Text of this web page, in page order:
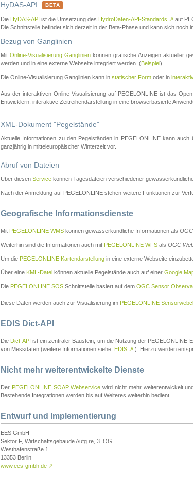
HyDAS-API BETA
Die HyDAS-API ist die Umsetzung des HydroDaten-API-Standards ↗ auf
Die Schnittstelle befindet sich derzeit in der Beta-Phase und kann sich noch
Bezug von Ganglinien
MitOnline-Visualisierung Ganglinien können grafische Anzeigen aktueller
werden und in eine externe Webseite integriert werden. (Beispiel).
Die Online-Visualisierung Ganglinien kann in statischer Form oder in
Aus der interaktiven Online-Visualisierung auf PEGELONLINE ist das
Entwicklern, interaktive Zeitreihendarstellung in eine browserbasierte
XML-Dokument "Pegelstände"
Aktuelle Informationen zu den Pegelständen in PEGELONLINE kann
ganzjährig in mitteleuropäischer Winterzeit vor.
Abruf von Dateien
Über diesen Service können Tagesdateien verschiedener
Nach der Anmeldung auf PEGELONLINE stehen weitere Funktionen zur
Geografische Informationsdienste
Mit PEGELONLINE WMS können gewässerkundliche Informationen als
Weiterhin sind die Informationen auch mit PEGELONLINE WFS als OGC
Um die PEGELONLINE Kartendarstellung in eine externe Webseite
Über eine KML-Datei können aktuelle Pegelstände auch auf einer Google
Die PEGELONLINE SOS Schnittstelle basiert auf dem OGC Sensor
Diese Daten werden auch zur Visualisierung im PEGELONLINE
EDIS Dict-API
Die Dict-API ist ein zentraler Baustein, um die Nutzung der
von Messdaten (weitere Informationen siehe: EDIS ↗ ). Hierzu werden
Nicht mehr weiterentwickelte Dienste
Der PEGELONLINE SOAP Webservice wird nicht mehr weiterentwickelt
Bestehende Integrationen werden bis auf Weiteres weiterhin bedient.
Entwurf und Implementierung
EES GmbH
Sektor F, Wirtschaftsgebäude Aufg.re, 3. OG
Westhafenstraße 1
13353 Berlin
www.ees-gmbh.de ↗